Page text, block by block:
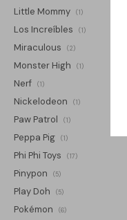
Little Mommy (1)
Los Increíbles (1)
Miraculous (2)
Monster High (1)
Nerf (1)
Nickelodeon (1)
Paw Patrol (1)
Peppa Pig (1)
Phi Phi Toys (17)
Pinypon (5)
Play Doh (5)
Pokémon (6)